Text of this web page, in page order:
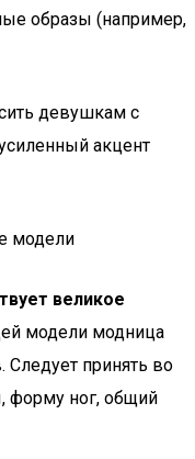
образы (например,
девушкам с
акцент
модели
великое
модели модница
Следует принять во
форму ног, общий